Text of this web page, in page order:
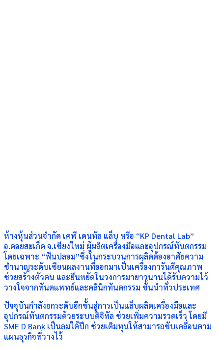
ห้างหุ้นส่วนจำกัด เคพี เดนทัล แล็บ หรือ “KP Dental Lab”
อ.ดอยสะเก็ด จ.เชียงใหม่ ผู้ผลิตเครื่องมือและอุปกรณ์ทันตกรรม
โดยเฉพาะ “ฟันปลอม”ซึ่งในกระบวนการผลิตต้องอาศัยความ
ชำนาญระดับเซียนผลงานที่ออกมาเป็นเครื่องการันตีคุณภาพ
ช่วยสร้างตัวตน และยืนหยัดในวงการมายาวนานได้รับความไว้
วางใจจากทันตแพทย์และคลินิกทันตกรรม ชั้นนำทั่วประเทศ
ปัจจุบันกำลังยกระดับอีกขั้นสู่การเป็นแล็บผลิตเครื่องมือและ
อุปกรณ์ทันตกรรมด้วยระบบดิจิทัล ช่วยเพิ่มความรวดเร็ว โดยมี
SME D Bank เป็นลมใต้ปีก ช่วยเติมทุนให้สามารถขับเคลื่อนตาม
แผนธุรกิจที่วางไว้